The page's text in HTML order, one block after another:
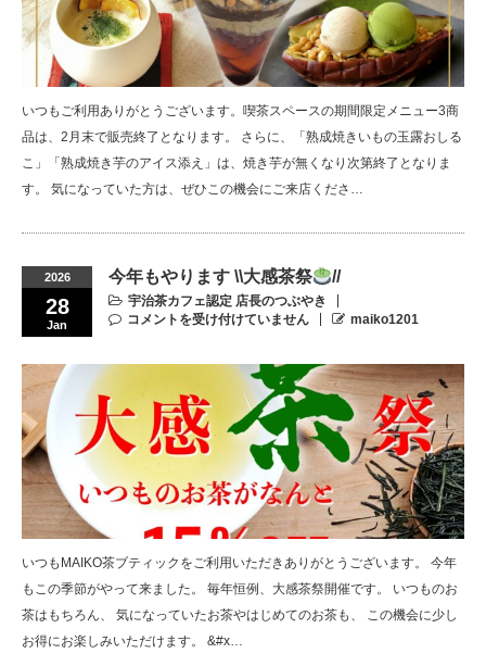
いつもご利用ありがとうございます。喫茶スペースの期間限定メニュー3商
品は、2月末で販売終了となります。 さらに、「熟成焼きいもの玉露おしる
こ」「熟成焼き芋のアイス添え」は、焼き芋が無くなり次第終了となりま
す。 気になっていた方は、ぜひこの機会にご来店くださ…
2026
28
Jan
今年もやります \\大感茶祭 //
宇治茶カフェ認定 店長のつぶやき
コメントを受け付けていません
maiko1201
いつもMAIKO茶ブティックをご利用いただきありがとうございます。 今年
もこの季節がやって来ました。 毎年恒例、大感茶祭開催です。 いつものお
茶はもちろん、 気になっていたお茶やはじめてのお茶も、 この機会に少し
お得にお楽しみいただけます。 &#x…